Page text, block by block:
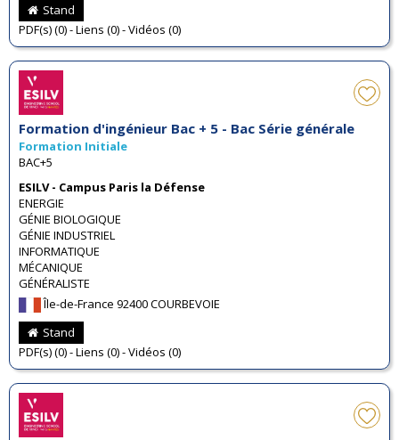
Stand
PDF(s) (0) - Liens (0) - Vidéos (0)
Formation d'ingénieur Bac + 5 - Bac Série générale
Formation Initiale
BAC+5
ESILV - Campus Paris la Défense
ENERGIE
GÉNIE BIOLOGIQUE
GÉNIE INDUSTRIEL
INFORMATIQUE
MÉCANIQUE
GÉNÉRALISTE
Île-de-France 92400 COURBEVOIE
Stand
PDF(s) (0) - Liens (0) - Vidéos (0)